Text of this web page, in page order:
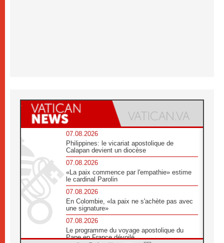
07.08.2026
Philippines: le vicariat apostolique de
Calapan devient un diocèse
07.08.2026
«La paix commence par l'empathie» estime
le cardinal Parolin
07.08.2026
En Colombie, «la paix ne s'achète pas avec
une signature»
07.08.2026
Le programme du voyage apostolique du
Pape en France dévoilé